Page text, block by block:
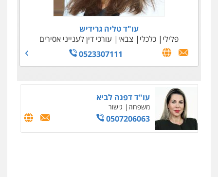
כלכלי מיסים הלבנת הון
0506245512
עו"ד טליה גרידיש
פלילי
כלכלי צבאי
עורכי דין לענייני אסירים
0523307111
עו"ד דפנה לביא
משפחה גישור
0507206063